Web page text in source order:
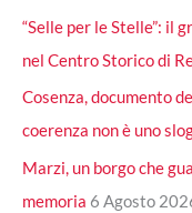
“Selle per le Stelle”: il
nel Centro Storico di
Cosenza, documento
coerenza non è uno
Marzi, un borgo che
memoria 6 Agosto